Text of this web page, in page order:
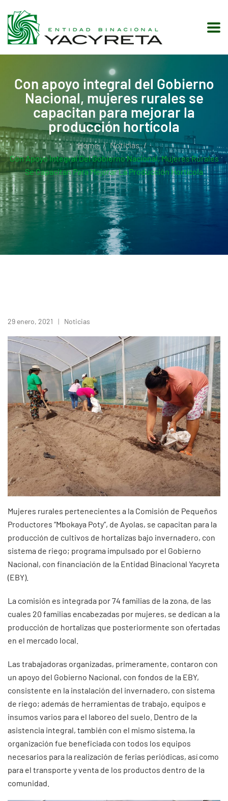
Con apoyo integral del Gobierno
Nacional, mujeres rurales se
capacitan para mejorar la
producción hortícola
Home
Noticias
Con Apoyo Integral Del Gobierno Nacional, Mujeres Rurales
Se Capacitan Para Mejorar La Producción Hortícola
29 enero, 2021 Noticias
Mujeres rurales pertenecientes a la Comisión de Pequeños
Productores “Mbokaya Poty”, de Ayolas, se capacitan para la
producción de cultivos de hortalizas bajo invernadero, con
sistema de riego; programa impulsado por el Gobierno
Nacional, con financiación de la Entidad Binacional Yacyreta
(EBY).
La comisión es integrada por 74 familias de la zona, de las
cuales 20 familias encabezadas por mujeres, se dedican a la
producción de hortalizas que posteriormente son ofertadas
en el mercado local.
Las trabajadoras organizadas, primeramente, contaron con
un apoyo del Gobierno Nacional, con fondos de la EBY,
consistente en la instalación del invernadero, con sistema
de riego; además de herramientas de trabajo, equipos e
insumos varios para el laboreo del suelo. Dentro de la
asistencia integral, también con el mismo sistema, la
organización fue beneficiada con todos los equipos
necesarios para la realización de ferias periódicas, así como
para el transporte y venta de los productos dentro de la
comunidad.